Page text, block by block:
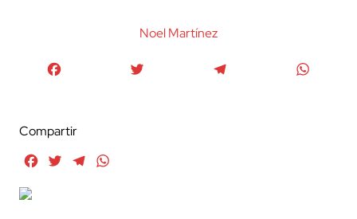
Noel Martínez
Compartir
FacebookTwitterTelegram